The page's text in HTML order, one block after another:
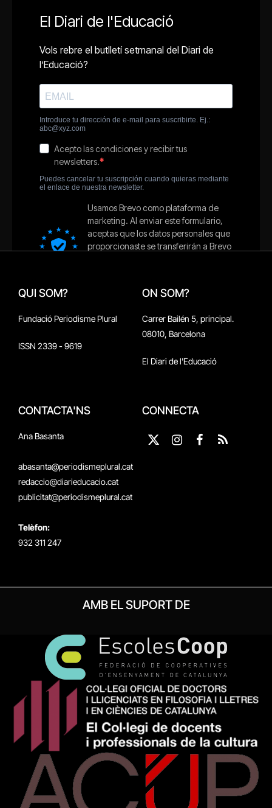
QUI SOM?
Fundació Periodisme Plural
ISSN 2339 - 9619
ON SOM?
Carrer Bailén 5, principal.
08010, Barcelona
El Diari de l'Educació
CONTACTA'NS
Ana Basanta
abasanta@periodismeplural.cat
redaccio@diarieducacio.cat
publicitat@periodismeplural.cat
Telèfon:
932 311 247
CONNECTA
X
Instagram
Facebook
RSS
AMB EL SUPORT DE